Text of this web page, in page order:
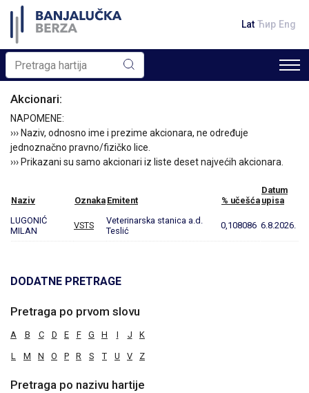
Lat Ћир Eng
Akcionari:
NAPOMENE:
››› Naziv, odnosno ime i prezime akcionara, ne određuje
jednoznačno pravno/fizičko lice.
››› Prikazani su samo akcionari iz liste deset najvećih akcionara.
Naziv Oznaka Emitent % učešća
Datum
upisa
LUGONIĆ
MILAN
VSTS
Veterinarska stanica a.d.
Teslić
0,108086 6.8.2026.
DODATNE PRETRAGE
Pretraga po prvom slovu
A B C D E F G H I J K
L M N O P R S T U V Z
Pretraga po nazivu hartije